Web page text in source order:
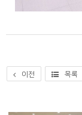
이전 목록